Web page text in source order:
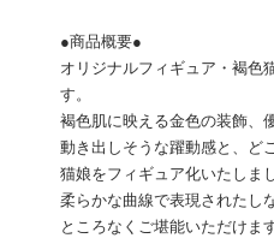
●商品概要●
オリジナルフィギュア・褐色
す。
褐色肌に映える金色の装飾、
動き出しそうな躍動感と、ど
猫娘をフィギュア化いたしま
柔らかな曲線で表現されたし
ところなくご堪能いただけます